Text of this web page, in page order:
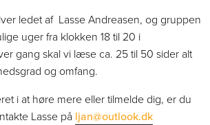
ledet af Lasse Andreasen, og gruppen
uger fra klokken 18 til 20 i
gang skal vi læse ca. 25 til 50 sider alt
og omfang.
i at høre mere eller tilmelde dig, er du
Lasse på ljan@outlook.dk